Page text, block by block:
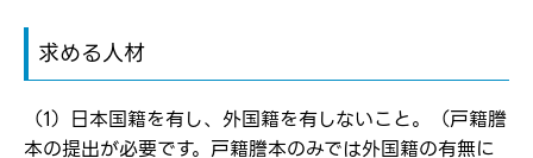
パスワード
求める人材
（1）日本国籍を有し、外国籍を有しないこと。（戸籍謄
本の提出が必要です。戸籍謄本のみでは外国籍の有無に